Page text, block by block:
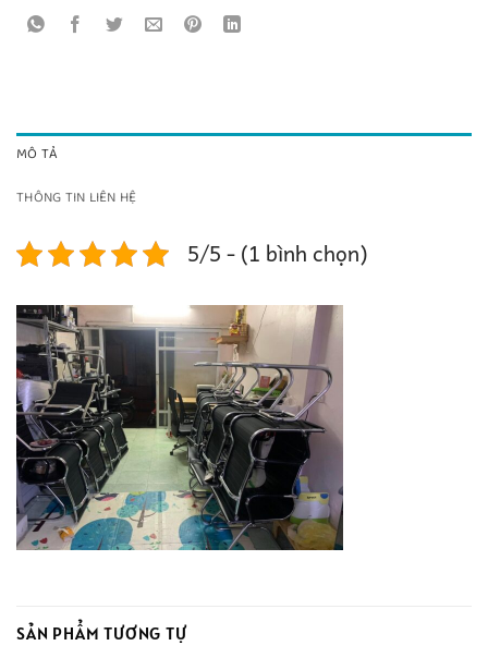
MÔ TẢ
THÔNG TIN LIÊN HỆ
5/5 - (1 bình chọn)
SẢN PHẨM TƯƠNG TỰ